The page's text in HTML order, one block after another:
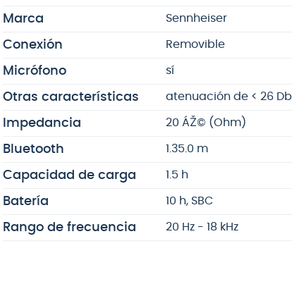
Marca Sennheiser
Conexión Removible
Micrófono sí
Otras características atenuación de < 26 Db
Impedancia 20 ÁŽ© (Ohm)
Bluetooth 1.35.0 m
Capacidad de carga 1.5 h
Batería 10 h, SBC
Rango de frecuencia 20 Hz - 18 kHz